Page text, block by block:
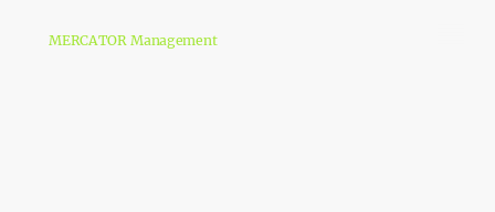
MERCATOR Management